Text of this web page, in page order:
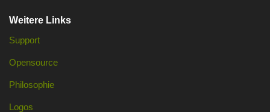
Weitere Links
Support
Opensource
Philosophie
Logos